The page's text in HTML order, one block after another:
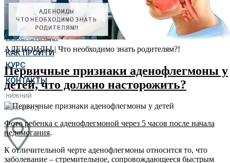
КАПЕЛЬНИЦЫ
КАК ПРОЙТИ
КУРС
КОНТАКТЫ
НИЖНИЙ
НОВГОРОД
АДЕНОИДЫ | Что необходимо знать родителям?!
Первичные признаки аденофлегмоны у
детей, что должно насторожить?
Фото ребенка с аденофлегмоной через 5 часов после начала
недомогания.
К отличительной черте аденофлегмоны относится то, что
заболевание – стремительное, сопровождающееся быстрым